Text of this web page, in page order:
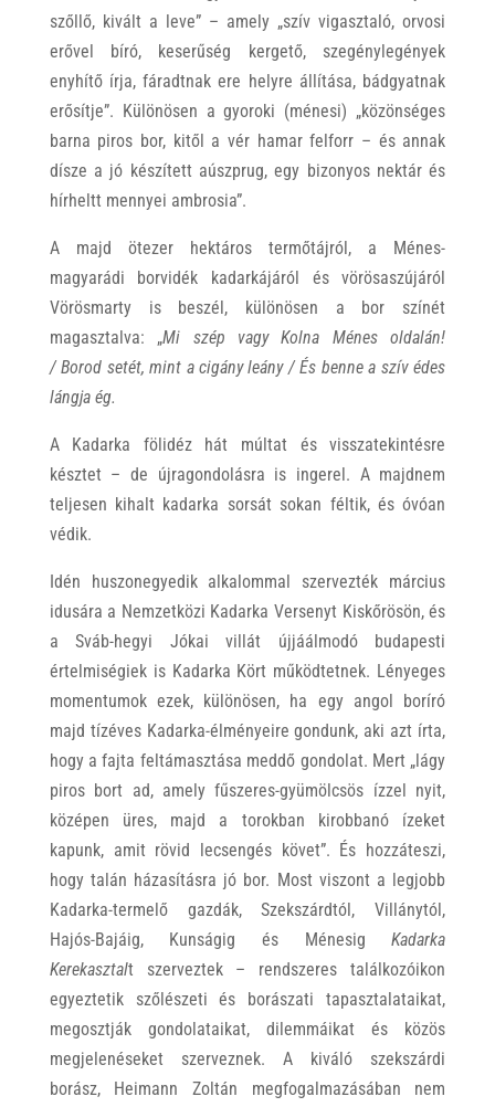
szőllő, kivált a leve” – amely „szív vigasztaló, orvosi
erővel bíró, keserűség kergető, szegénylegények
enyhítő írja, fáradtnak ere helyre állítása, bádgyatnak
erősítje”. Különösen a gyoroki (ménesi) „közönséges
barna piros bor, kitől a vér hamar felforr – és annak
dísze a jó készített aúszprug, egy bizonyos nektár és
hírheltt mennyei ambrosia”.
A majd ötezer hektáros termőtájról, a Ménes-
magyarádi borvidék kadarkájáról és vörösaszújáról
Vörösmarty is beszél, különösen a bor színét
magasztalva: „Mi szép vagy Kolna Ménes oldalán!
/Borod setét, mint a cigány leány /És benne a szív édes
lángja ég.
A Kadarka fölidéz hát múltat és visszatekintésre
késztet – de újragondolásra is ingerel. A majdnem
teljesen kihalt kadarka sorsát sokan féltik, és óvóan
védik.
Idén huszonegyedik alkalommal szervezték március
idusára a Nemzetközi Kadarka Versenyt Kiskőrösön, és
a Sváb-hegyi Jókai villát újjáálmodó budapesti
értelmiségiek is Kadarka Kört működtetnek. Lényeges
momentumok ezek, különösen, ha egy angol boríró
majd tízéves Kadarka-élményeire gondunk, aki azt írta,
hogy a fajta feltámasztása meddő gondolat. Mert „lágy
piros bort ad, amely fűszeres-gyümölcsös ízzel nyit,
középen üres, majd a torokban kirobbanó ízeket
kapunk, amit rövid lecsengés követ”. És hozzáteszi,
hogy talán házasításra jó bor. Most viszont a legjobb
Kadarka-termelő gazdák, Szekszárdtól, Villánytól,
Hajós-Bajáig, Kunságig és MénesigKadarka
Kerekasztalt szerveztek – rendszeres találkozóikon
egyeztetik szőlészeti és borászati tapasztalataikat,
megosztják gondolataikat, dilemmáikat és közös
megjelenéseket szerveznek. A kiváló szekszárdi
borász, Heimann Zoltán megfogalmazásában nem